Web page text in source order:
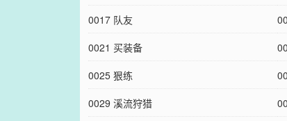
0017 队友
0021 买装备
0025 狠练
0029 溪流狩猎